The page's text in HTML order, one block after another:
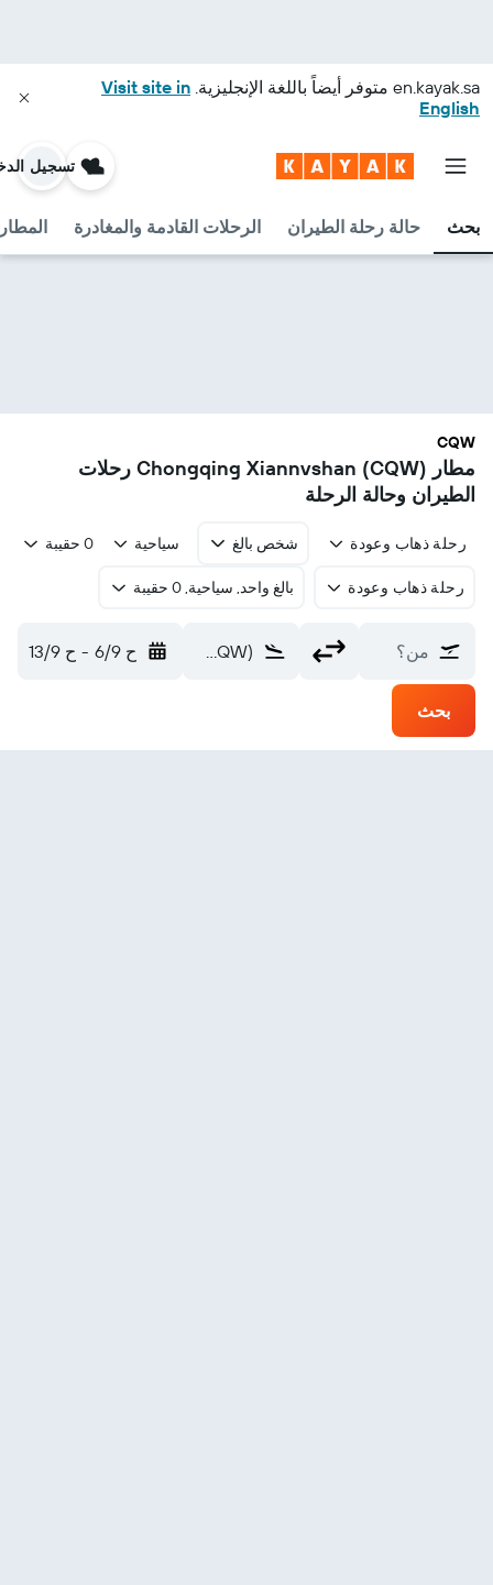
en.kayak.sa متوفر أيضاً باللغة الإنجليزية. Visit site in
English
بحث حالة رحلة الطيران الرحلات القادمة والمغادرة
تسجيل
CQW
مطار Chongqing Xiannvshan (CQW) رحلات
الطيران وحالة الرحلة
رحلة ذهاب وعودة شخص بالغ سياحية 0 حقيبة
رحلة ذهاب وعودة بالغ واحد, سياحية, 0 حقيبة
من؟ Chongqing Xiannvshan (CQW) ح 6/9 - ح 13/9
بحث